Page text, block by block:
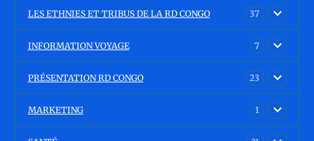
LES ETHNIES ET TRIBUS DE LA RD CONGO 37
INFORMATION VOYAGE 7
PRÉSENTATION RD CONGO 23
MARKETING 1